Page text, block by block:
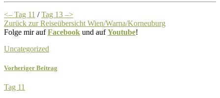
<– Tag 11 /Tag 13 –>
Zurück zur Reiseübersicht Wien/Warna/Korneuburg
Folge mir aufFacebook und aufYoutube!
Uncategorized
Vorheriger Beitrag
Tag 11